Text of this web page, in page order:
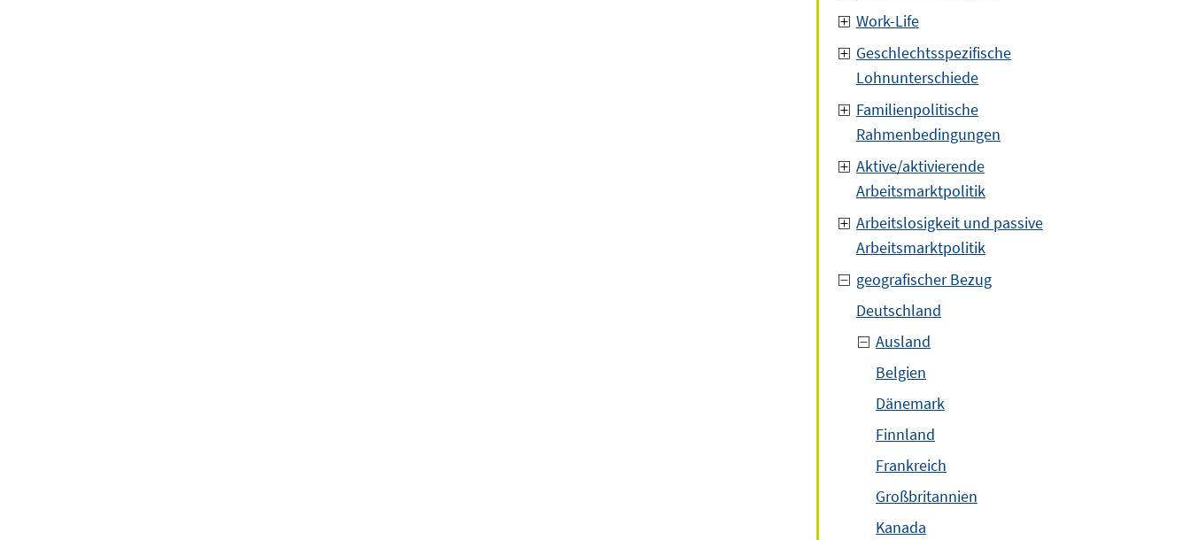
Work-Life
Geschlechtsspezifische
Lohnunterschiede
Familienpolitische
Rahmenbedingungen
Aktive/aktivierende
Arbeitsmarktpolitik
Arbeitslosigkeit und passive
Arbeitsmarktpolitik
geografischer Bezug
Deutschland
Ausland
Belgien
Dänemark
Finnland
Frankreich
Großbritannien
Kanada